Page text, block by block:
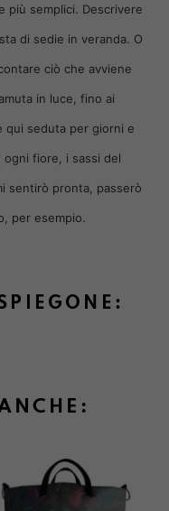
più semplici. Descrivere
di sedie in veranda. O
ciò che avviene
in luce, fino ai
qui seduta per giorni e
fiore, i sassi del
sentirò pronta, passerò
per esempio.